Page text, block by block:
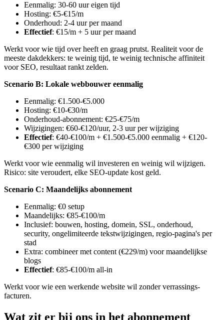
Eenmalig: 30-60 uur eigen tijd
Hosting: €5-€15/m
Onderhoud: 2-4 uur per maand
Effectief: €15/m + 5 uur per maand
Werkt voor wie tijd over heeft en graag prutst. Realiteit voor de
meeste dakdekkers: te weinig tijd, te weinig technische affiniteit
voor SEO, resultaat rankt zelden.
Scenario B: Lokale webbouwer eenmalig
Eenmalig: €1.500-€5.000
Hosting: €10-€30/m
Onderhoud-abonnement: €25-€75/m
Wijzigingen: €60-€120/uur, 2-3 uur per wijziging
Effectief: €40-€100/m + €1.500-€5.000 eenmalig + €120-
€300 per wijziging
Werkt voor wie eenmalig wil investeren en weinig wil wijzigen.
Risico: site veroudert, elke SEO-update kost geld.
Scenario C: Maandelijks abonnement
Eenmalig: €0 setup
Maandelijks: €85-€100/m
Inclusief: bouwen, hosting, domein, SSL, onderhoud,
security, ongelimiteerde tekstwijzigingen, regio-pagina's per
stad
Extra: combineer met content (€229/m) voor maandelijkse
blogs
Effectief: €85-€100/m all-in
Werkt voor wie een werkende website wil zonder verrassings-
facturen.
Wat zit er bij ons in het abonnement